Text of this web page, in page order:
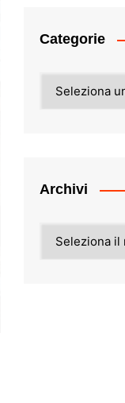
Categorie
Archivi